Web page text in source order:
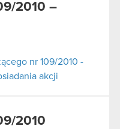
2010 –
nr 109/2010 -
akcji
2010